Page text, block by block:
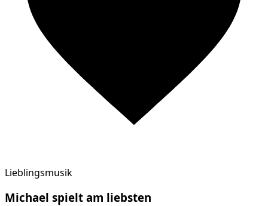
Lieblingsmusik
Michael spielt am liebsten